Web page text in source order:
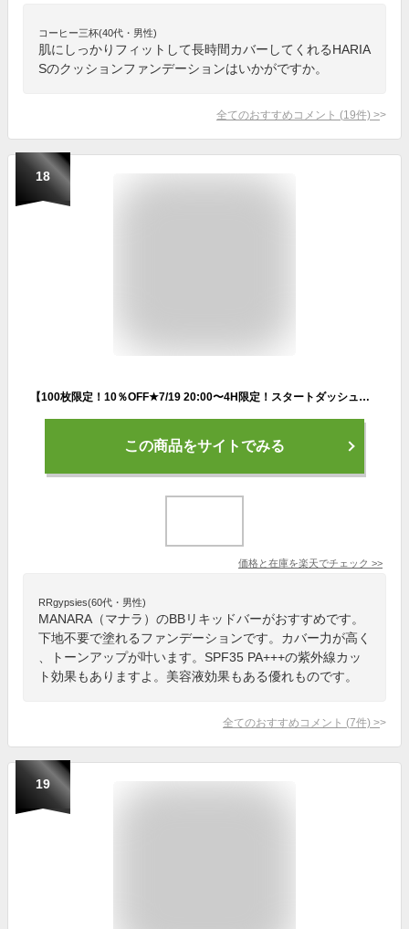
コーヒー三杯(40代・男性)
肌にしっかりフィットして長時間カバーしてくれるHARIA
Sのクッションファンデーションはいかがですか。
全てのおすすめコメント (19件) >
18
【100枚限定！10％OFF★7/19 20:00〜4H限定！スタートダッシュクーポン】 【累計販売本数144万本突破】 【マナラ公式】 BBリキッドバー（SPF35 PA+++） 7g ファンデーション ファンデ MANARA 標準 明るめ ベースメイク 時短 乾燥 1本6役 下地不要 日焼け止め 美容液 化粧
この商品をサイトでみる
価格と在庫を楽天でチェック >>
RRgypsies(60代・男性)
MANARA（マナラ）のBBリキッドバーがおすすめです。
下地不要で塗れるファンデーションです。カバー力が高く
、トーンアップが叶います。SPF35 PA+++の紫外線カッ
ト効果もありますよ。美容液効果もある優れものです。
全てのおすすめコメント (7件) >
19